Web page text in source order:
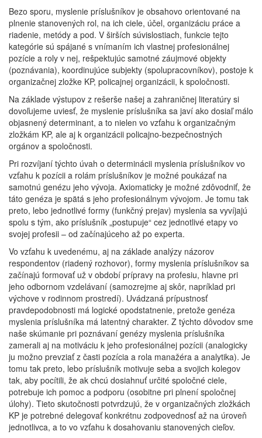
Bezo sporu, myslenie príslušníkov je obsahovo orientované na
plnenie stanovených rol, na ich ciele, účel, organizáciu práce a
riadenie, metódy a pod. V širších súvislostiach, funkcie tejto
kategórie sú spájané s vnímaním ich vlastnej profesionálnej
pozície a roly v nej, rešpektujúc samotné záujmové objekty
(poznávania), koordinujúce subjekty (spolupracovníkov), postoje k
organizačnej zložke KP, policajnej organizácii, k spoločnosti.
Na základe výstupov z rešerše našej a zahraničnej literatúry si
dovoľujeme uviesť, že myslenie príslušníka sa javí ako dosiaľ málo
objasnený determinant, a to nielen vo vzťahu k organizačným
zložkám KP, ale aj k organizácii policajno-bezpečnostných
orgánov a spoločnosti.
Pri rozvíjaní týchto úvah o determinácii myslenia príslušníkov vo
vzťahu k pozícii a rolám príslušníkov je možné poukázať na
samotnú genézu jeho vývoja. Axiomaticky je možné zdôvodniť, že
táto genéza je spätá s jeho profesionálnym vývojom. Je tomu tak
preto, lebo jednotlivé formy (funkčný prejav) myslenia sa vyvíjajú
spolu s tým, ako príslušník „postupuje“ cez jednotlivé etapy vo
svojej profesii – od začínajúceho až po experta.
Vo vzťahu k uvedenému, aj na základe analýzy názorov
respondentov (riadený rozhovor), formy myslenia príslušníkov sa
začínajú formovať už v období prípravy na profesiu, hlavne pri
jeho odbornom vzdelávaní (samozrejme aj skôr, napríklad pri
výchove v rodinnom prostredí). Uvádzaná prípustnosť
pravdepodobnosti má logické opodstatnenie, pretože genéza
myslenia príslušníka má latentný charakter. Z týchto dôvodov sme
naše skúmanie pri poznávaní genézy myslenia príslušníka
zamerali aj na motiváciu k jeho profesionálnej pozícii (analogicky
ju možno prevziať z časti pozícia a rola manažéra a analytika). Je
tomu tak preto, lebo príslušník motivuje seba a svojich kolegov
tak, aby pocítili, že ak chcú dosiahnuť určité spoločné ciele,
potrebuje ich pomoc a podporu (osobitne pri plnení spoločnej
úlohy). Tieto skutočnosti potvrdzujú, že v organizačných zložkách
KP je potrebné delegovať konkrétnu zodpovednosť až na úroveň
jednotlivca, a to vo vzťahu k dosahovaniu stanovených cieľov.